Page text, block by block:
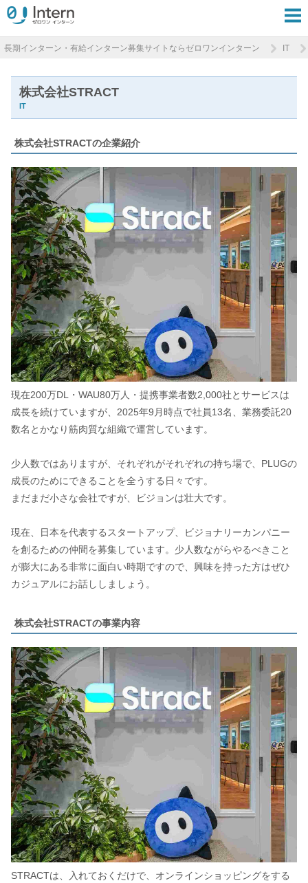
長期インターン・有給インターン募集サイトならゼロワンインターン IT
株式会社STRACT
IT
株式会社STRACTの企業紹介
現在200万DL・WAU80万人・提携事業者数2,000社とサービスは
成長を続けていますが、2025年9月時点で社員13名、業務委託20
数名とかなり筋肉質な組織で運営しています。
少人数ではありますが、それぞれがそれぞれの持ち場で、PLUGの
成長のためにできることを全うする日々です。
まだまだ小さな会社ですが、ビジョンは壮大です。
現在、日本を代表するスタートアップ、ビジョナリーカンパニー
を創るための仲間を募集しています。少人数ながらやるべきこと
が膨大にある非常に面白い時期ですので、興味を持った方はぜひ
カジュアルにお話ししましょう。
株式会社STRACTの事業内容
STRACTは、入れておくだけで、オンラインショッピングをする